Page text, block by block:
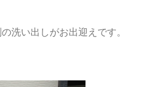
洗い出しがお出迎えです。